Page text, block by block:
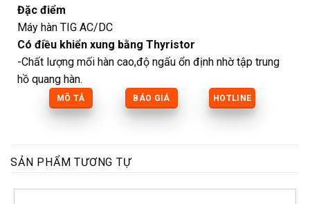
Đặc điểm
Máy hàn TIG AC/DC
Có điều khiển xung bằng Thyristor
-Chất lượng mối hàn cao,độ ngấu ổn định nhờ tập trung
hồ quang hàn.
MÔ TẢ BÁO GIÁ HOTLINE
SẢN PHẨM TƯƠNG TỰ